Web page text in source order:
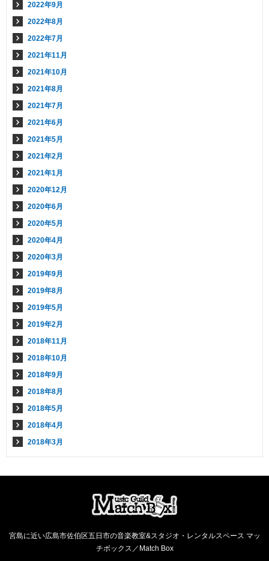
2022年9月
2022年8月
2022年7月
2021年11月
2021年10月
2021年8月
2021年7月
2021年6月
2021年5月
2021年2月
2021年1月
2020年12月
2020年6月
2020年5月
2020年4月
2020年3月
2019年9月
2019年8月
2019年5月
2019年2月
2018年11月
2018年10月
2018年9月
2018年8月
2018年5月
2018年4月
2018年3月
宮島に近い広島市佐伯区五日市の音楽教室&スタジオ・レンタルスペース マッ
チボックス／Match Box